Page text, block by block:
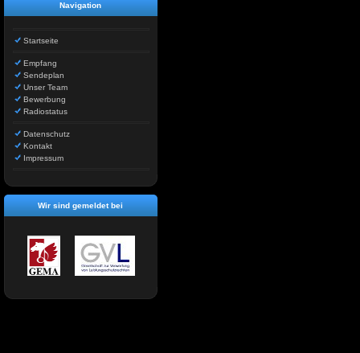
Navigation
Startseite
Empfang
Sendeplan
Unser Team
Bewerbung
Radiostatus
Datenschutz
Kontakt
Impressum
Wir sind gemeldet bei